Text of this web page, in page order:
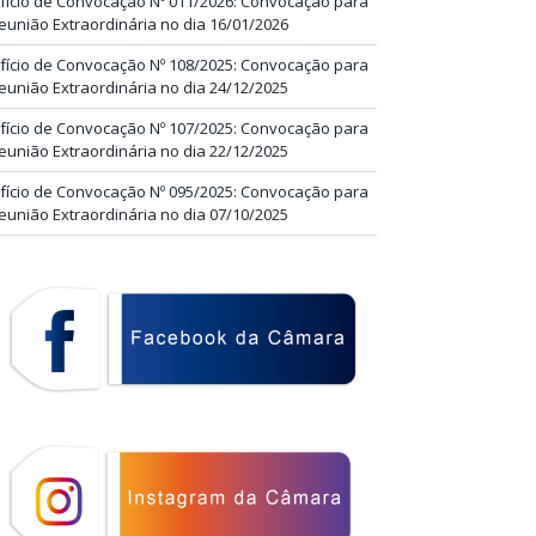
Extraordinária no dia 16/01/2026
de Convocação Nº 108/2025: Convocação para
Extraordinária no dia 24/12/2025
de Convocação Nº 107/2025: Convocação para
Extraordinária no dia 22/12/2025
de Convocação Nº 095/2025: Convocação para
Extraordinária no dia 07/10/2025